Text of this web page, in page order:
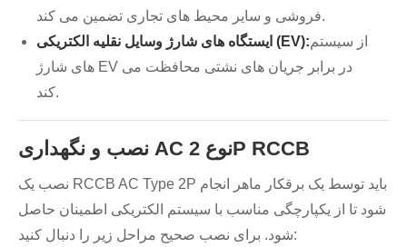
فروشی و سایر محیط های تجاری تضمین می کند.
ایستگاه های شارژ وسایل نقلیه الکتریکی (EV):از سیستم
های شارژ EV در برابر جریان های نشتی محافظت می
کند.
نصب و نگهداری AC نوع 2P RCCB
نصب یک RCCB AC Type 2P باید توسط یک برقکار ماهر انجام
شود تا از یکپارچگی مناسب با سیستم الکتریکی اطمینان حاصل
شود. برای نصب صحیح مراحل زیر را دنبال کنید: